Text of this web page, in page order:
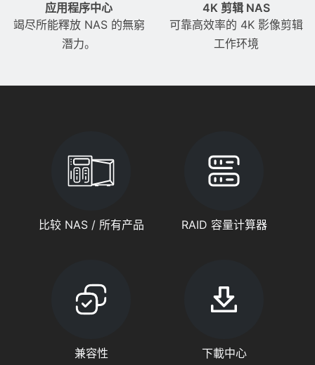
应用程序中心
竭尽所能釋放 NAS 的無窮
潛力。
4K 剪辑 NAS
可靠高效率的 4K 影像剪辑
工作环境
比较 NAS / 所有产品 RAID 容量计算器
兼容性 下載中心